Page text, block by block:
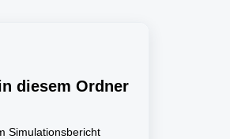
diesem Ordner
Simulationsbericht